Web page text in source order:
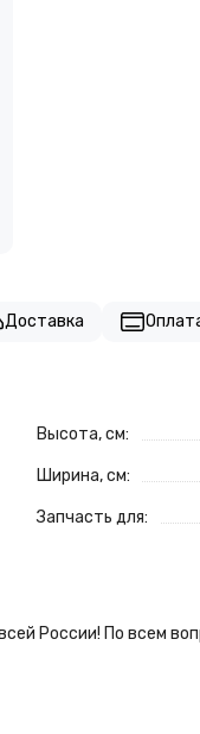
Доставка
Высота, см:
Ширина, см:
Запчасть для:
России! По всем